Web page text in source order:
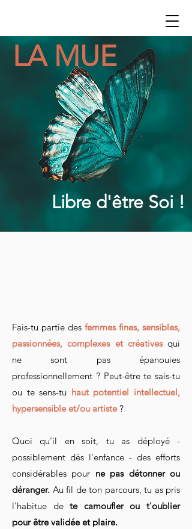
LA MUE
Libre d'être Soi !
Fais-tu partie des femmes fines, sensibles,
passionnées, complexes et créativesqui
ne sont pas épanouies
professionnellement ?​​ Peut-être te sais-tu
ou te sens-tu haut potentiel intellectuel,
hypersensible et/ou artiste ?
Quoi qu'il en soit, tu as déployé -
possiblement dès l'enfance - des efforts
considérables pour ne pas détonner ou
déranger. Au fil de ton parcours, tu as pris
l'habitue dete camoufler ou t'oublier
pour être validée et plaire.